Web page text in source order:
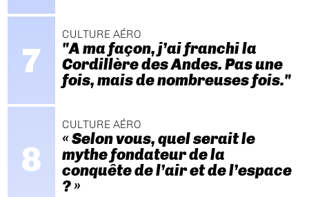
CULTURE AÉRO
"A ma façon, j’ai franchi la
Cordillère des Andes. Pas une
fois, mais de nombreuses fois."
CULTURE AÉRO
« Selon vous, quel serait le
mythe fondateur de la
conquête de l’air et de l’espace
? »